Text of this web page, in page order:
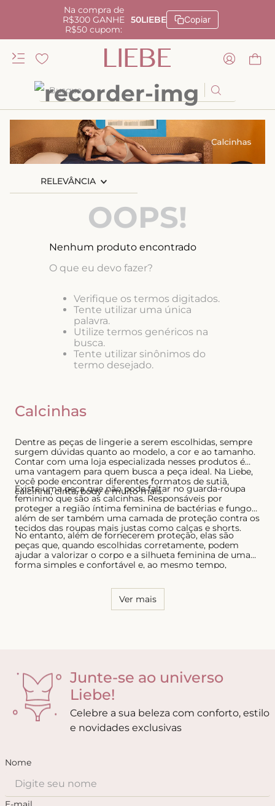
Na compra de
R$300 GANHE
R$50 cupom:
50LIEBE Copiar
Busque
RELEVÂNCIA
OOPS!
Nenhum produto encontrado
O que eu devo fazer?
Verifique os termos digitados.
Tente utilizar uma única
palavra.
Utilize termos genéricos na
busca.
Tente utilizar sinônimos do
termo desejado.
Calcinhas
Dentre as peças de lingerie a serem escolhidas, sempre
surgem dúvidas quanto ao modelo, a cor e ao tamanho.
Contar com uma loja especializada nesses produtos é
uma vantagem para quem busca a peça ideal. Na Liebe,
você pode encontrar diferentes formatos de sutiã,
calcinha, cinta, body e muito mais.
Existe uma peça que não pode faltar no guarda-roupa
feminino que são as calcinhas. Responsáveis por
proteger a região íntima feminina de bactérias e fungos,
além de ser também uma camada de proteção contra os
tecidos das roupas mais justas como calças e shorts.
No entanto, além de fornecerem proteção, elas são
peças que, quando escolhidas corretamente, podem
ajudar a valorizar o corpo e a silhueta feminina de uma
forma simples e confortável e, ao mesmo tempo,
caimento, tanto para as calcinhas quanto para os sutiãs.
Ver mais
Junte-se ao universo
Liebe!
Celebre a sua beleza com conforto, estilo
e novidades exclusivas
Nome
TERMOS MAIS BUSCADOS
kiss me
camisola
calcinha alta
triangulo